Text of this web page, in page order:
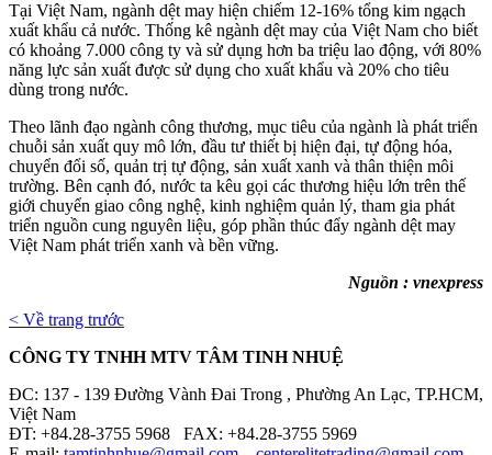
Tại Việt Nam, ngành dệt may hiện chiếm 12-16% tổng kim ngạch
xuất khẩu cả nước. Thống kê ngành dệt may của Việt Nam cho biết
có khoảng 7.000 công ty và sử dụng hơn ba triệu lao động, với 80%
năng lực sản xuất được sử dụng cho xuất khẩu và 20% cho tiêu
dùng trong nước.
Theo lãnh đạo ngành công thương, mục tiêu của ngành là phát triển
chuỗi sản xuất quy mô lớn, đầu tư thiết bị hiện đại, tự động hóa,
chuyển đổi số, quản trị tự động, sản xuất xanh và thân thiện môi
trường. Bên cạnh đó, nước ta kêu gọi các thương hiệu lớn trên thế
giới chuyển giao công nghệ, kinh nghiệm quản lý, tham gia phát
triển nguồn cung nguyên liệu, góp phần thúc đẩy ngành dệt may
Việt Nam phát triển xanh và bền vững.
Nguồn : vnexpress
< Về trang trước
CÔNG TY TNHH MTV TÂM TINH NHUỆ
ĐC: 137 - 139 Đường Vành Đai Trong , Phường An Lạc, TP.HCM,
Việt Nam
ĐT: +84.28-3755 5968 FAX: +84.28-3755 5969